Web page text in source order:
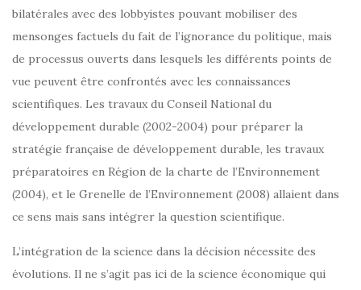
bilatérales avec des lobbyistes pouvant mobiliser des
mensonges factuels du fait de l’ignorance du politique, mais
de processus ouverts dans lesquels les différents points de
vue peuvent être confrontés avec les connaissances
scientifiques. Les travaux du Conseil National du
développement durable (2002-2004) pour préparer la
stratégie française de développement durable, les travaux
préparatoires en Région de la charte de l’Environnement
(2004), et le Grenelle de l’Environnement (2008) allaient dans
ce sens mais sans intégrer la question scientifique.
L’intégration de la science dans la décision nécessite des
évolutions. Il ne s’agit pas ici de la science économique qui